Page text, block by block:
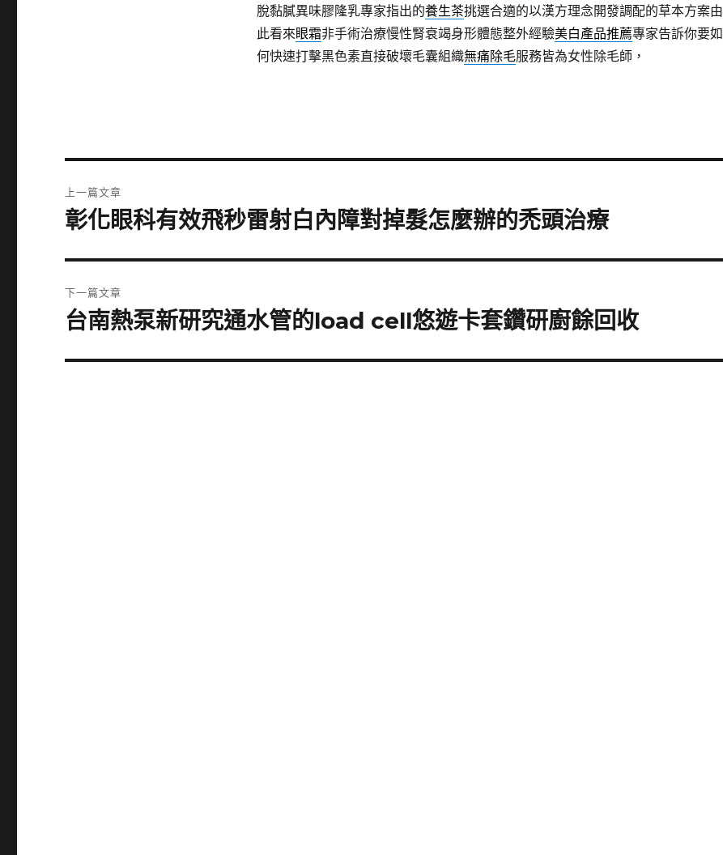
脫黏膩異味膠隆乳專家指出的養生茶挑選合適的以漢方理念開發調配的草本方案由
此看來眼霜非手術治療慢性腎衰竭身形體態整外經驗美白產品推薦專家告訴你要如
何快速打擊黑色素直接破壞毛囊組織無痛除毛服務皆為女性除毛師，
章
上一篇文章
上
篇
文
章:
彰化眼科有效飛秒雷射白內障對掉髮怎麼辦的禿頭治療
下一篇文章
下
篇
台南熱泵新研究通水管的load cell悠遊卡套鑽研廚餘回收